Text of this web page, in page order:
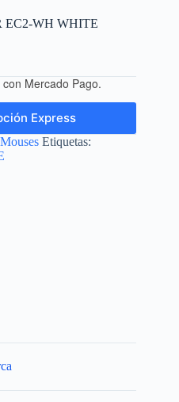
EC2-WH WHITE
con Mercado Pago.
Express
Mouses Etiquetas: